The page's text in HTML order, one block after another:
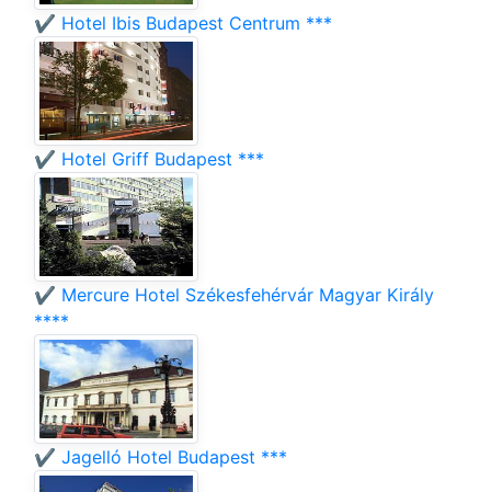
✔️ Hotel Ibis Budapest Centrum ***
✔️ Hotel Griff Budapest ***
✔️ Mercure Hotel Székesfehérvár Magyar Király
****
✔️ Jagelló Hotel Budapest ***